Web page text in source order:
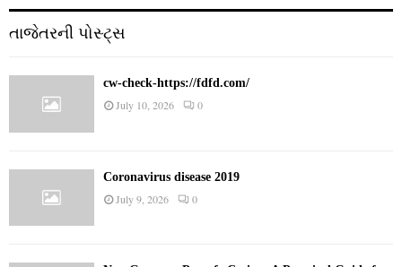
તાજેતરની પોસ્ટ્સ
cw-check-https://fdfd.com/
July 10, 2026 0
Coronavirus disease 2019
July 9, 2026 0